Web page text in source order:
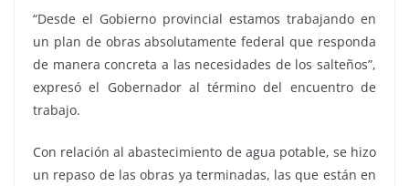
“Desde el Gobierno provincial estamos trabajando en
un plan de obras absolutamente federal que responda
de manera concreta a las necesidades de los salteños”,
expresó el Gobernador al término del encuentro de
trabajo.
Con relación al abastecimiento de agua potable, se hizo
un repaso de las obras ya terminadas, las que están en